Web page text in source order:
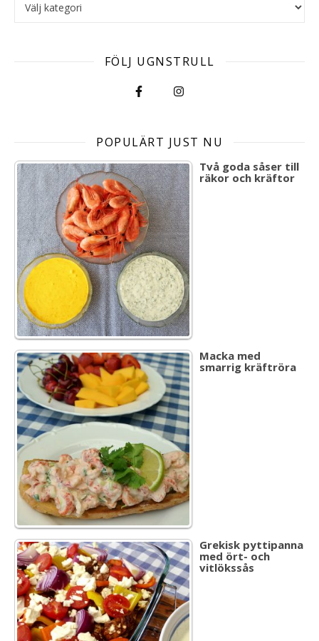
FÖLJ UGNSTRULL
POPULÄRT JUST NU
Två goda såser till
räkor och kräftor
Macka med
smarrig kräftröra
Grekisk pyttipanna
med ört- och
vitlökssås